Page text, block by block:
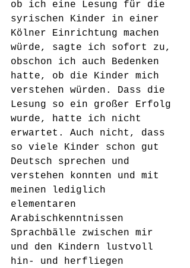
ob ich eine Lesung für die
syrischen Kinder in einer
Kölner Einrichtung machen
würde, sagte ich sofort zu,
obschon ich auch Bedenken
hatte, ob die Kinder mich
verstehen würden. Dass die
Lesung so ein großer Erfolg
wurde, hatte ich nicht
erwartet. Auch nicht, dass
so viele Kinder schon gut
Deutsch sprechen und
verstehen konnten und mit
meinen lediglich
elementaren
Arabischkenntnissen
Sprachbälle zwischen mir
und den Kindern lustvoll
hin- und herfliegen